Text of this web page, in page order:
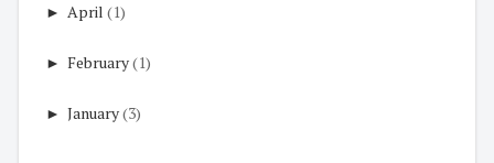
► April (1)
► February(1)
► January(3)